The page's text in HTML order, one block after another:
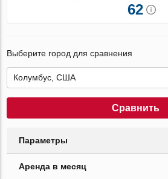
62
Выберите город для сравнения
Сравнить
Параметры
Аренда в месяц